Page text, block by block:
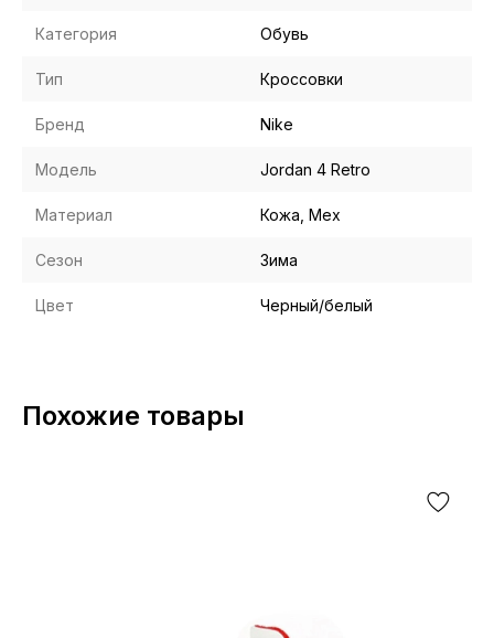
Категория Обувь
Тип Кроссовки
Бренд Nike
Модель Jordan 4 Retro
Материал Кожа, Мех
Сезон Зима
Цвет Черный/белый
Похожие товары